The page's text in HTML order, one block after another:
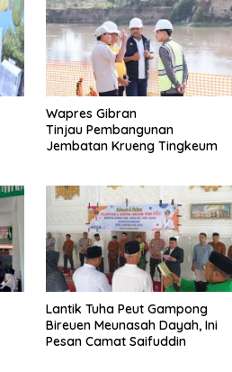
Wapres Gibran
Tinjau Pembangunan
Jembatan Krueng Tingkeum
Lantik Tuha Peut Gampong
Bireuen Meunasah Dayah, Ini